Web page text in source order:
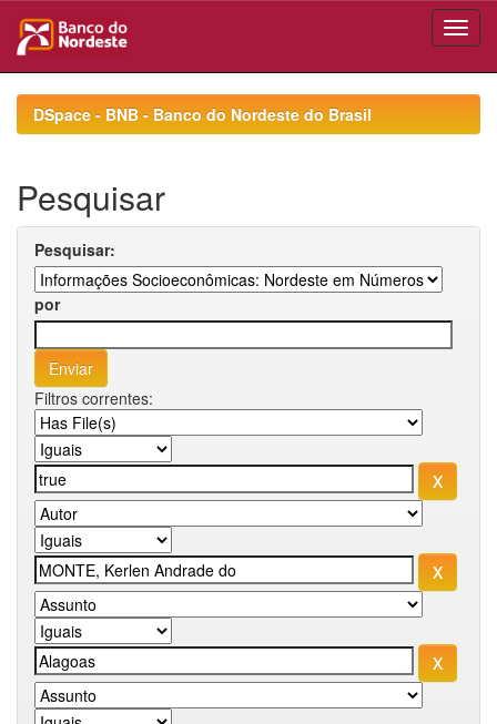
navigationDSpace - BNB - Banco do Nordeste do Brasil
Pesquisar
Pesquisar:
por
Filtros correntes: